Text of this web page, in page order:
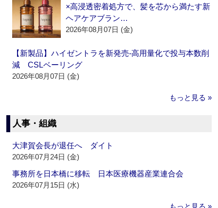
×高浸透密着処方で、髪を芯から満たす新
ヘアケアブラン…
2026年08月07日 (金)
【新製品】ハイゼントラを新発売‐高用量化で投与本数削
減 CSLベーリング
2026年08月07日 (金)
もっと見る »
人事・組織
大津賀会長が退任へ ダイト
2026年07月24日 (金)
事務所を日本橋に移転 日本医療機器産業連合会
2026年07月15日 (水)